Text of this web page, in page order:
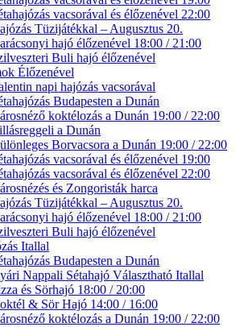
vacsorával és élőzenével 22:00
Tüzijátékkal – Augusztus 20.
hajó élőzenével 18:00 / 21:00
Buli hajó élőzenével
Élőzenével
napi hajózás vacsorával
Budapesten a Dunán
koktélozás a Dunán 19:00 / 22:00
a Dunán
Borvacsora a Dunán 19:00 / 22:00
vacsorával és élőzenével 19:00
vacsorával és élőzenével 22:00
és Zongoristák harca
Tüzijátékkal – Augusztus 20.
hajó élőzenével 18:00 / 21:00
Buli hajó élőzenével
Itallal
Budapesten a Dunán
Nappali Sétahajó Választható Itallal
és Sörhajó 18:00 / 20:00
& Sör Hajó 14:00 / 16:00
koktélozás a Dunán 19:00 / 22:00